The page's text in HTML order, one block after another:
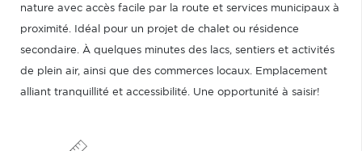
nature avec accès facile par la route et services municipaux à
proximité. Idéal pour un projet de chalet ou résidence
secondaire. À quelques minutes des lacs, sentiers et activités
de plein air, ainsi que des commerces locaux. Emplacement
alliant tranquillité et accessibilité. Une opportunité à saisir!